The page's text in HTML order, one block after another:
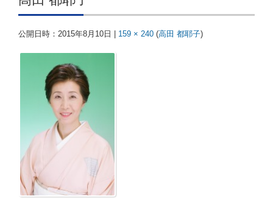
公開日時： 2015年8月10日 159 × 240 (高田 都耶子)